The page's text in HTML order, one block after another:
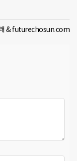
& futurechosun.com